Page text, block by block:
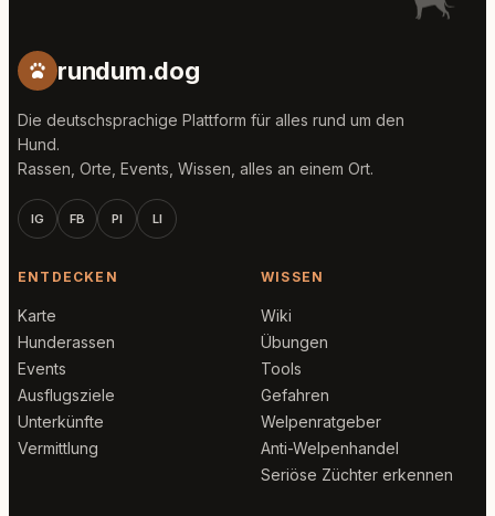
rundum.dog
Die deutschsprachige Plattform für alles rund um den
Hund.
Rassen, Orte, Events, Wissen, alles an einem Ort.
IG FB PI LI
ENTDECKEN
Karte
Hunderassen
Events
Ausflugsziele
Unterkünfte
Vermittlung
WISSEN
Wiki
Übungen
Tools
Gefahren
Welpenratgeber
Anti-Welpenhandel
Seriöse Züchter erkennen